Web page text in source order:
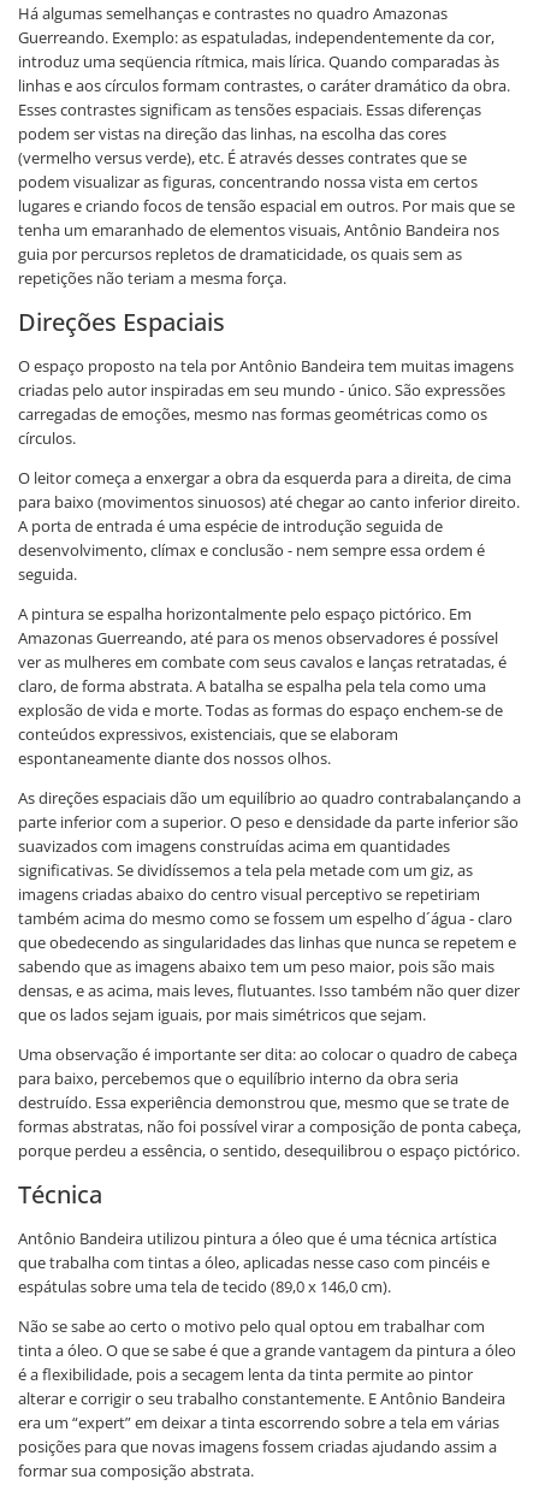
Há algumas semelhanças e contrastes no quadro Amazonas
Guerreando. Exemplo: as espatuladas, independentemente da cor,
introduz uma seqüencia rítmica, mais lírica. Quando comparadas às
linhas e aos círculos formam contrastes, o caráter dramático da obra.
Esses contrastes significam as tensões espaciais. Essas diferenças
podem ser vistas na direção das linhas, na escolha das cores
(vermelho versus verde), etc. É através desses contrates que se
podem visualizar as figuras, concentrando nossa vista em certos
lugares e criando focos de tensão espacial em outros. Por mais que se
tenha um emaranhado de elementos visuais, Antônio Bandeira nos
guia por percursos repletos de dramaticidade, os quais sem as
repetições não teriam a mesma força.
Direções Espaciais
O espaço proposto na tela por Antônio Bandeira tem muitas imagens
criadas pelo autor inspiradas em seu mundo - único. São expressões
carregadas de emoções, mesmo nas formas geométricas como os
círculos.
O leitor começa a enxergar a obra da esquerda para a direita, de cima
para baixo (movimentos sinuosos) até chegar ao canto inferior direito.
A porta de entrada é uma espécie de introdução seguida de
desenvolvimento, clímax e conclusão - nem sempre essa ordem é
seguida.
A pintura se espalha horizontalmente pelo espaço pictórico. Em
Amazonas Guerreando, até para os menos observadores é possível
ver as mulheres em combate com seus cavalos e lanças retratadas, é
claro, de forma abstrata. A batalha se espalha pela tela como uma
explosão de vida e morte. Todas as formas do espaço enchem-se de
conteúdos expressivos, existenciais, que se elaboram
espontaneamente diante dos nossos olhos.
As direções espaciais dão um equilíbrio ao quadro contrabalançando a
parte inferior com a superior. O peso e densidade da parte inferior são
suavizados com imagens construídas acima em quantidades
significativas. Se dividíssemos a tela pela metade com um giz, as
imagens criadas abaixo do centro visual perceptivo se repetiriam
também acima do mesmo como se fossem um espelho d´água - claro
que obedecendo as singularidades das linhas que nunca se repetem e
sabendo que as imagens abaixo tem um peso maior, pois são mais
densas, e as acima, mais leves, flutuantes. Isso também não quer dizer
que os lados sejam iguais, por mais simétricos que sejam.
Uma observação é importante ser dita: ao colocar o quadro de cabeça
para baixo, percebemos que o equilíbrio interno da obra seria
destruído. Essa experiência demonstrou que, mesmo que se trate de
formas abstratas, não foi possível virar a composição de ponta cabeça,
porque perdeu a essência, o sentido, desequilibrou o espaço pictórico.
Técnica
Antônio Bandeira utilizou pintura a óleo que é uma técnica artística
que trabalha com tintas a óleo, aplicadas nesse caso com pincéis e
espátulas sobre uma tela de tecido (89,0 x 146,0 cm).
Não se sabe ao certo o motivo pelo qual optou em trabalhar com
tinta a óleo. O que se sabe é que a grande vantagem da pintura a óleo
é a flexibilidade, pois a secagem lenta da tinta permite ao pintor
alterar e corrigir o seu trabalho constantemente. E Antônio Bandeira
era um “expert” em deixar a tinta escorrendo sobre a tela em várias
posições para que novas imagens fossem criadas ajudando assim a
formar sua composição abstrata.